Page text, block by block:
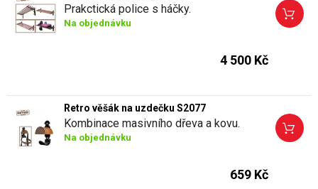
Prakctická police s háčky.
Na objednávku
4 500 Kč
Retro věšák na uzdečku S2077
Kombinace masivního dřeva a kovu.
Na objednávku
659 Kč